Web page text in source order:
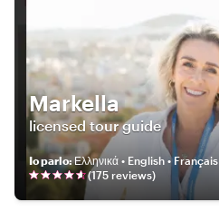
Markella
licensed tour guide
Io parlo:Ελληνικά • English • Français
(175 reviews)